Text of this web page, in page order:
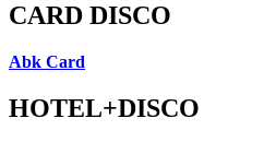
CARD DISCO
Abk Card
HOTEL+DISCO